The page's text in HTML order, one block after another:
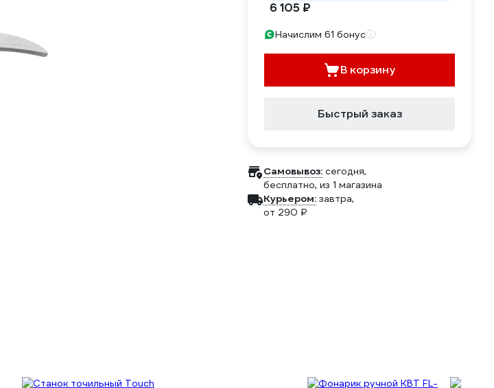
6 105 ₽
Начислим 61 бонус
В корзину
Быстрый заказ
Самовывоз: сегодня,
бесплатно, из 1 магазина
Курьером: завтра,
от 290 ₽